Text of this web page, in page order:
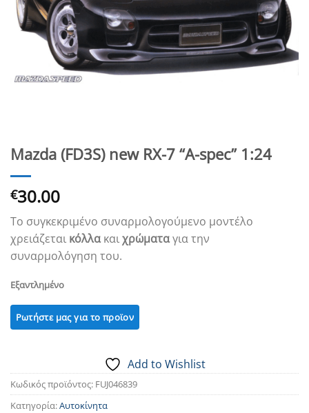
Mazda (FD3S) new RX-7 “A-spec” 1:24
€30.00
Το συγκεκριμένο συναρμολογούμενο μοντέλο
χρειάζεται κόλλακαιχρώματαγια την
συναρμολόγηση του.
Εξαντλημένο
Add to Wishlist
Κωδικός προϊόντος: FUJ046839
Κατηγορία:Αυτοκίνητα